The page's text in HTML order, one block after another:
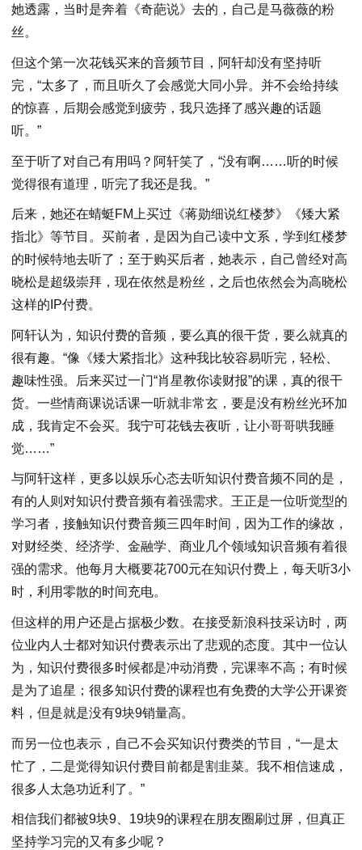
她透露，当时是奔着《奇葩说》去的，自己是马薇薇的粉
丝。
但这个第一次花钱买来的音频节目，阿轩却没有坚持听
完，“太多了，而且听久了会感觉大同小异。并不会给持续
的惊喜，后期会感觉到疲劳，我只选择了感兴趣的话题
听。”
至于听了对自己有用吗？阿轩笑了，“没有啊……听的时候
觉得很有道理，听完了我还是我。”
后来，她还在蜻蜓FM上买过《蒋勋细说红楼梦》《矮大紧
指北》等节目。买前者，是因为自己读中文系，学到红楼梦
的时候特地去听了；至于购买后者，她表示，自己曾经对高
晓松是超级崇拜，现在依然是粉丝，之后也依然会为高晓松
这样的IP付费。
阿轩认为，知识付费的音频，要么真的很干货，要么就真的
很有趣。“像《矮大紧指北》这种我比较容易听完，轻松、
趣味性强。后来买过一门“肖星教你读财报”的课，真的很干
货。一些情商课说话课一听就非常玄，要是没有粉丝光环加
成，我肯定不会买。我宁可花钱去夜听，让小哥哥哄我睡
觉……”
与阿轩这样，更多以娱乐心态去听知识付费音频不同的是，
有的人则对知识付费音频有着强需求。王正是一位听觉型的
学习者，接触知识付费音频三四年时间，因为工作的缘故，
对财经类、经济学、金融学、商业几个领域知识音频有着很
强的需求。他每月大概要花700元在知识付费上，每天听3小
时，利用零散的时间充电。
但这样的用户还是占据极少数。在接受新浪科技采访时，两
位业内人士都对知识付费表示出了悲观的态度。其中一位认
为，知识付费很多时候都是冲动消费，完课率不高；有时候
是为了追星；很多知识付费的课程也有免费的大学公开课资
料，但是就是没有9块9销量高。
而另一位也表示，自己不会买知识付费类的节目，“一是太
忙了，二是觉得知识付费目前都是割韭菜。我不相信速成，
很多人太急功近利了。”
相信我们都被9块9、19块9的课程在朋友圈刷过屏，但真正
坚持学习完的又有多少呢？